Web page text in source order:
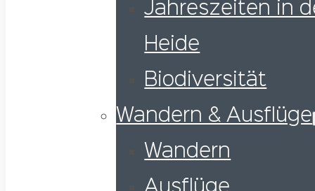
Jahreszeiten in
Heide
Biodiversität
Wandern & Ausflüge
Wandern
Ausflüge